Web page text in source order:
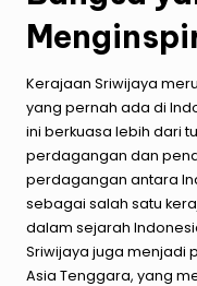
Kerajaan Sriwijaya
yang pernah ada di
ini berkuasa lebih dari
perdagangan dan
perdagangan antara
sebagai salah satu
dalam sejarah
Sriwijaya juga menjadi
Asia Tenggara, yang